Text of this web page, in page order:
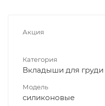
Акция
Категория
Вкладыши для груди
Модель
силиконовые